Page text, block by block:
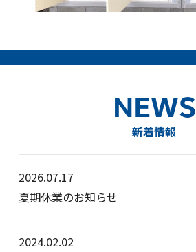
NEWS
新着情報
2026.07.17
夏期休業のお知らせ
2024.02.02